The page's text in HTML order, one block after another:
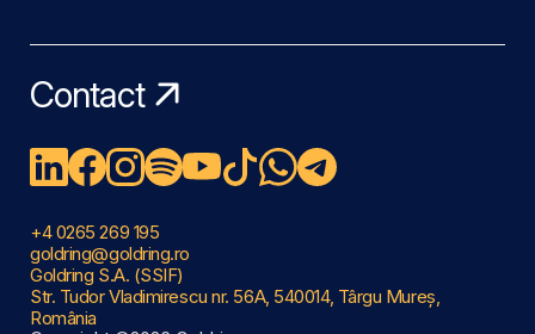
Contact
+4 0265 269 195
goldring@goldring.ro
Goldring S.A. (SSIF)
Str. Tudor Vladimirescu nr. 56A, 540014, Târgu Mureș,
România